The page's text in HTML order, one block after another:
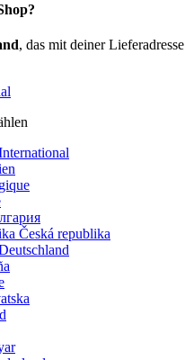
, das mit deiner Lieferadresse
Česká republika